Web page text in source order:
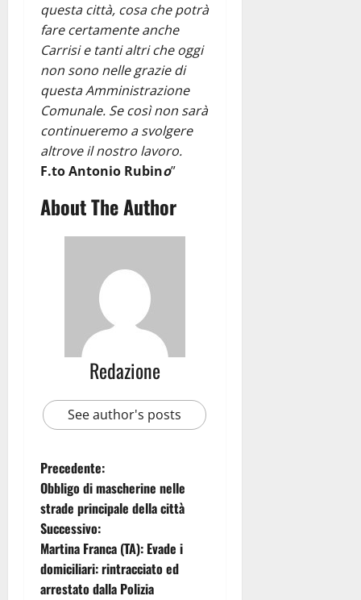
questa città, cosa che potrà
fare certamente anche
Carrisi e tanti altri che oggi
non sono nelle grazie di
questa Amministrazione
Comunale. Se così non sarà
continueremo a svolgere
altrove il nostro lavoro.
F.to Antonio Rubino”
About The Author
Redazione
See author's posts
Precedente:
Obbligo di mascherine nelle
strade principale della città
Successivo:
Martina Franca (TA): Evade i
domiciliari: rintracciato ed
arrestato dalla Polizia